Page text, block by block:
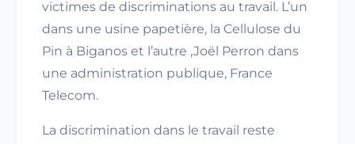
victimes de discriminations au travail. L’un
dans une usine papetière, la Cellulose du
Pin à Biganos et l’autre ,Joël Perron dans
une administration publique, France
Telecom.
La discrimination dans le travail reste